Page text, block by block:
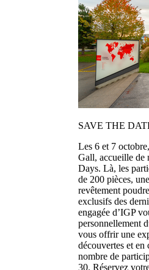
SAVE THE
Les 6 et 7
Gall, accueille
Days. Là, les
de 200 pièces,
revêtement
exclusifs des
engagée d’IGP
personnellement
vous offrir une
découvertes et en
nombre de
30. Réservez